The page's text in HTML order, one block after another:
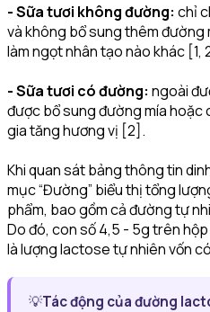
- Sữa tươi không đường: chỉ
và không bổ sung thêm đường
làm ngọt nhân tạo nào khác [1,
- Sữa tươi có đường: ngoài
được bổ sung đường mía hoặc
gia tăng hương vị [2].
Khi quan sát bảng thông tin
mục “Đường” biểu thị tổng
phẩm, bao gồm cả đường tự
Do đó, con số 4,5 - 5g trên
là lượng lactose tự nhiên vốn
💡Tác động của đường